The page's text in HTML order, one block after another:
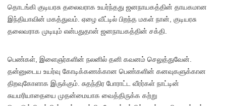
தொடங்கி குடியரசு தலைவராக உயர்ந்தது ஜனநாயகத்தின் தாயகமான
இந்தியாவின் மகத்துவம். ஏழை வீட்டில் பிறந்த மகள் நான், குடியரசு
தலைவராக முடியும் என்பதுதான் ஜனநாயகத்தின் சக்தி.
பெண்கள், இளைஞர்களின் நலனில் தனி கவனம் செலுத்துவேன்.
தன்னுடைய உயர்வு கோடிக்கணக்கான பெண்களின் கனவுகளுக்கான
திறவுகோளாக இருக்கும். சுதந்திர போராட்ட வீரர்கள் நாட்டின்
சுயமரியாதையை முதன்மையாக வைத்திருக்க கற்று